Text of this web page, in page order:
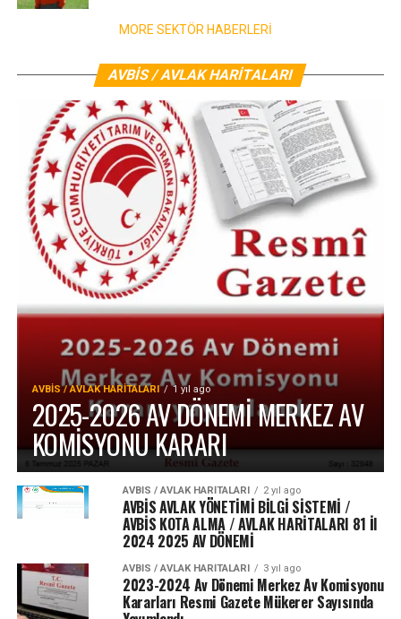
MORE SEKTÖR HABERLERİ
AVBİS / AVLAK HARİTALARI
AVBIS / AVLAK HARITALARI 1 yıl ago
2025-2026 AV DÖNEMİ MERKEZ AV
KOMİSYONU KARARI
AVBIS / AVLAK HARITALARI 2 yıl ago
AVBİS AVLAK YÖNETİMİ BİLGİ SİSTEMİ /
AVBİS KOTA ALMA / AVLAK HARİTALARI 81 İl
2024 2025 AV DÖNEMİ
AVBIS / AVLAK HARITALARI 3 yıl ago
2023-2024 Av Dönemi Merkez Av Komisyonu
Kararları Resmi Gazete Mükerer Sayısında